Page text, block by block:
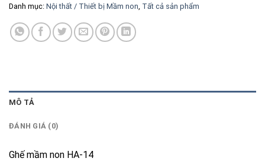
Danh mục: Nội thất / Thiết bị Mầm non Tất cả sản phẩm
MÔ TẢ
ĐÁNH GIÁ (0)
Ghế mầm non HA-14